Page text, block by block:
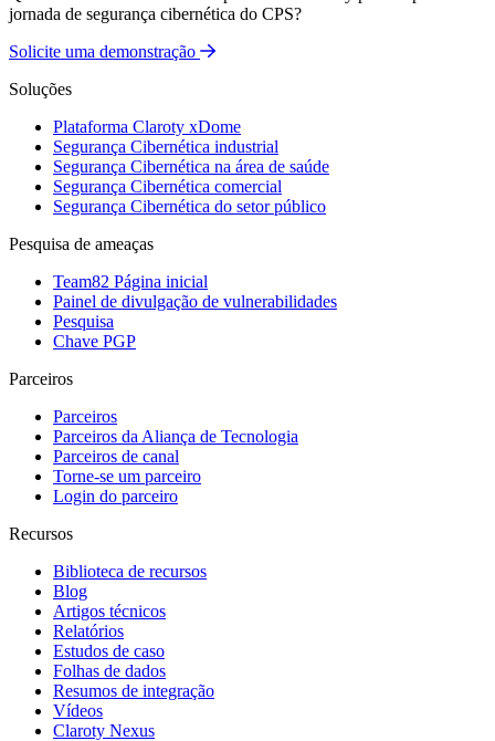
jornada de segurança cibernética do CPS?
Solicite uma demonstração
Soluções
Plataforma Claroty xDome
Segurança Cibernética industrial
Segurança Cibernética na área de saúde
Segurança Cibernética comercial
Segurança Cibernética do setor público
Pesquisa de ameaças
Team82 Página inicial
Painel de divulgação de vulnerabilidades
Pesquisa
Chave PGP
Parceiros
Parceiros
Parceiros da Aliança de Tecnologia
Parceiros de canal
Torne-se um parceiro
Login do parceiro
Recursos
Biblioteca de recursos
Blog
Artigos técnicos
Relatórios
Estudos de caso
Folhas de dados
Resumos de integração
Vídeos
Claroty Nexus